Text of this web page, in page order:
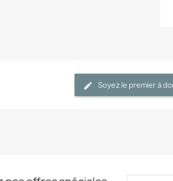
Soyez le premier à